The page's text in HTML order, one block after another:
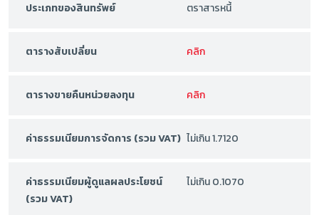
ประเภทของสินทรัพย์ ตราสารหนี้
ตารางสับเปลี่ยน คลิก
ตารางขายคืนหน่วยลงทุน คลิก
ค่าธรรมเนียมการจัดการ (รวม VAT) ไม่เกิน 1.7120
ค่าธรรมเนียมผู้ดูแลผลประโยชน์
(รวม VAT)
ไม่เกิน 0.1070